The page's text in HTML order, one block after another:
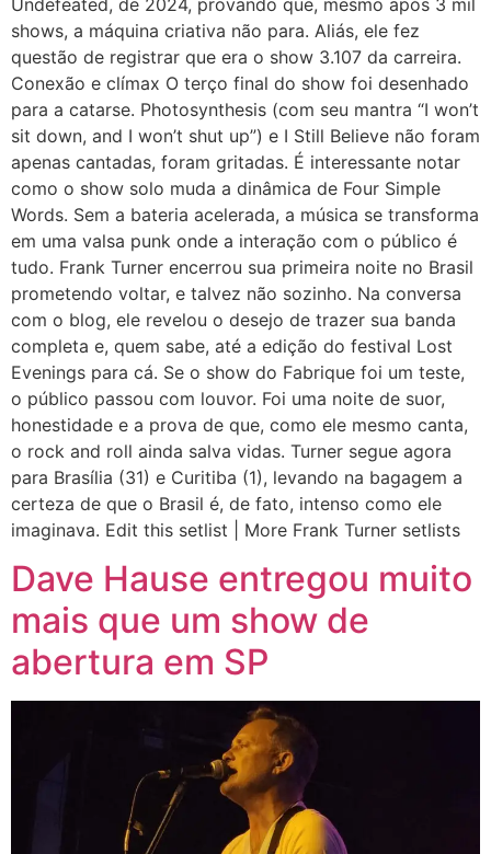
shows, a máquina criativa não para. Aliás, ele fez
questão de registrar que era o show 3.107 da carreira.
Conexão e clímax O terço final do show foi desenhado
para a catarse. Photosynthesis (com seu mantra “I won’t
sit down, and I won’t shut up”) e I Still Believe não foram
apenas cantadas, foram gritadas. É interessante notar
como o show solo muda a dinâmica de Four Simple
Words. Sem a bateria acelerada, a música se transforma
em uma valsa punk onde a interação com o público é
tudo. Frank Turner encerrou sua primeira noite no Brasil
prometendo voltar, e talvez não sozinho. Na conversa
com o blog, ele revelou o desejo de trazer sua banda
completa e, quem sabe, até a edição do festival Lost
Evenings para cá. Se o show do Fabrique foi um teste,
o público passou com louvor. Foi uma noite de suor,
honestidade e a prova de que, como ele mesmo canta,
o rock and roll ainda salva vidas. Turner segue agora
para Brasília (31) e Curitiba (1), levando na bagagem a
certeza de que o Brasil é, de fato, intenso como ele
imaginava. Edit this setlist | More Frank Turner setlists
Dave Hause entregou muito
mais que um show de
abertura em SP